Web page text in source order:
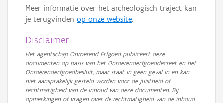
Meer informatie over het archeologisch traject kan
je terugvinden op onze website.
Disclaimer
Het agentschap Onroerend Erfgoed publiceert deze
documenten op basis van het Onroerenderfgoeddecreet en het
Onroerenderfgoedbesluit, maar staat in geen geval in en kan
niet aansprakelijk gesteld worden voor de juistheid of
rechtmatigheid van de inhoud van deze documenten. Bij
opmerkingen of vragen over de rechtmatigheid van de inhoud